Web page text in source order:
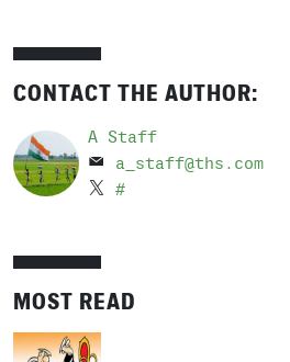
CONTACT THE AUTHOR:
A Staff
a_staff@ths.com
#
MOST READ